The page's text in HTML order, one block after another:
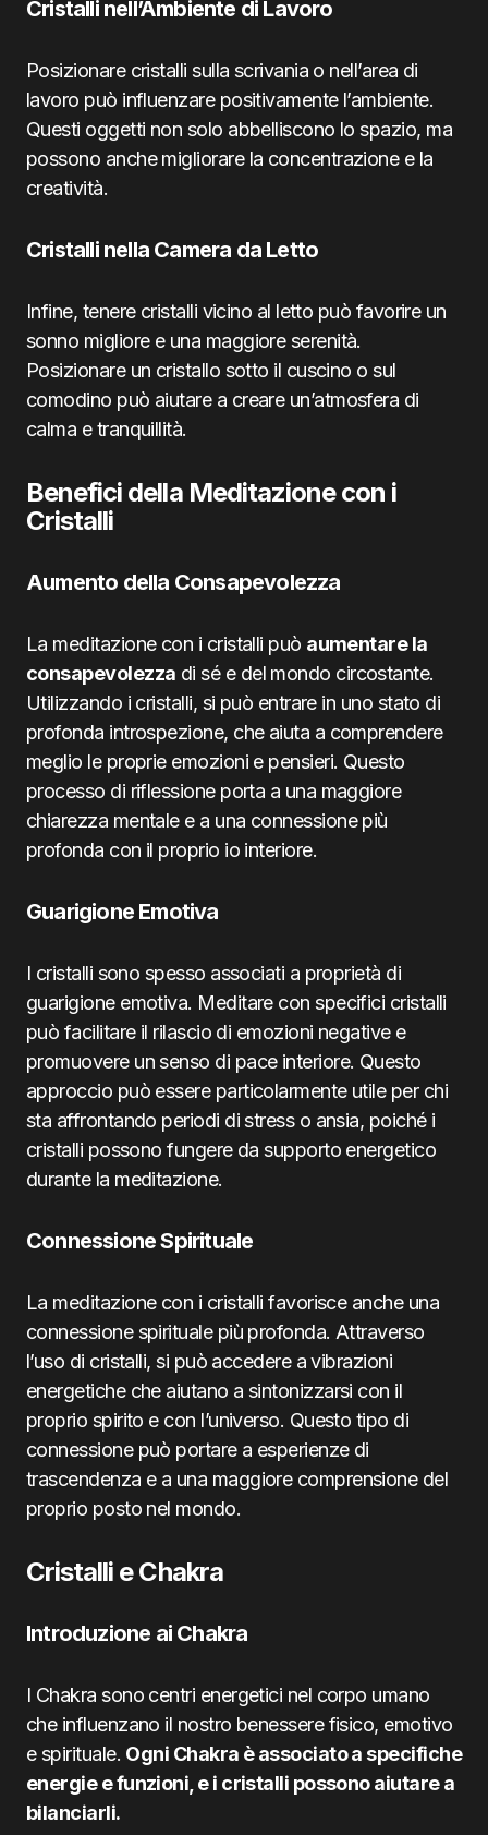
Cristalli nell’Ambiente di Lavoro
Posizionare cristalli sulla scrivania o nell’area di
lavoro può influenzare positivamente l’ambiente.
Questi oggetti non solo abbelliscono lo spazio, ma
possono anche migliorare la concentrazione e la
creatività.
Cristalli nella Camera da Letto
Infine, tenere cristalli vicino al letto può favorire un
sonno migliore e una maggiore serenità.
Posizionare un cristallo sotto il cuscino o sul
comodino può aiutare a creare un’atmosfera di
calma e tranquillità.
Benefici della Meditazione con i
Cristalli
Aumento della Consapevolezza
La meditazione con i cristalli può aumentare la
consapevolezza di sé e del mondo circostante.
Utilizzando i cristalli, si può entrare in uno stato di
profonda introspezione, che aiuta a comprendere
meglio le proprie emozioni e pensieri. Questo
processo di riflessione porta a una maggiore
chiarezza mentale e a una connessione più
profonda con il proprio io interiore.
Guarigione Emotiva
I cristalli sono spesso associati a proprietà di
guarigione emotiva. Meditare con specifici cristalli
può facilitare il rilascio di emozioni negative e
promuovere un senso di pace interiore. Questo
approccio può essere particolarmente utile per chi
sta affrontando periodi di stress o ansia, poiché i
cristalli possono fungere da supporto energetico
durante la meditazione.
Connessione Spirituale
La meditazione con i cristalli favorisce anche una
connessione spirituale più profonda. Attraverso
l’uso di cristalli, si può accedere a vibrazioni
energetiche che aiutano a sintonizzarsi con il
proprio spirito e con l’universo. Questo tipo di
connessione può portare a esperienze di
trascendenza e a una maggiore comprensione del
proprio posto nel mondo.
Cristalli e Chakra
Introduzione ai Chakra
I Chakra sono centri energetici nel corpo umano
che influenzano il nostro benessere fisico, emotivo
e spirituale. Ogni Chakra è associato a specifiche
energie e funzioni, e i cristalli possono aiutare a
bilanciarli.